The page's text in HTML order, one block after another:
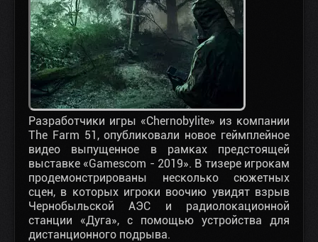
Разработчики игры «Chernobylite» из компании
The Farm 51, опубликовали новое геймплейное
видео выпущенное в рамках предстоящей
выставке «Gamescom - 2019». В тизере игрокам
продемонстрированы несколько сюжетных
сцен, в которых игроки воочию увидят взрыв
Чернобыльской АЭС и радиолокационной
станции «Дуга», с помощью устройства для
дистанционного подрыва.